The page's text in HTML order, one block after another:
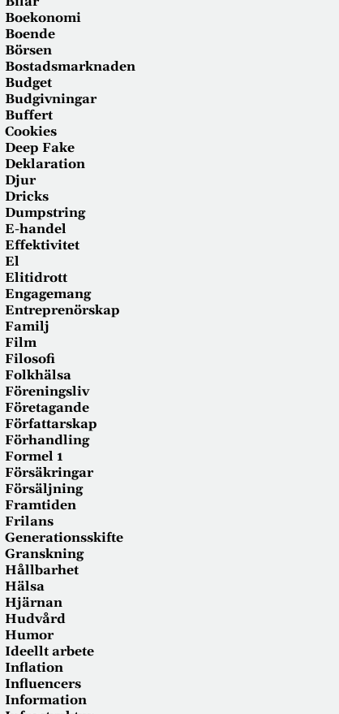
Boekonomi
Boende
Börsen
Bostadsmarknaden
Budget
Budgivningar
Buffert
Cookies
Deep Fake
Deklaration
Djur
Dricks
Dumpstring
E-handel
Effektivitet
El
Elitidrott
Engagemang
Entreprenörskap
Familj
Film
Filosofi
Folkhälsa
Föreningsliv
Företagande
Författarskap
Förhandling
Formel 1
Försäkringar
Försäljning
Framtiden
Frilans
Generationsskifte
Granskning
Hållbarhet
Hälsa
Hjärnan
Hudvård
Humor
Ideellt arbete
Inflation
Influencers
Information